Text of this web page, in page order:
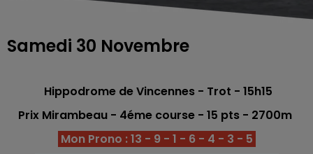
Samedi 30 Novembre
Hippodrome de Vincennes - Trot - 15h15
Prix Mirambeau - 4éme course - 15 pts - 2700m
Mon Prono : 13 - 9 - 1 - 6 - 4 - 3 - 5